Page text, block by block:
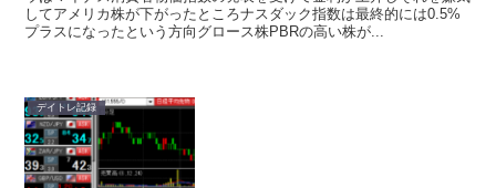
してアメリカ株が下がったところナスダック指数は最終的には0.5%
プラスになったという方向グロース株PBRの高い株が...
デイトレ記録